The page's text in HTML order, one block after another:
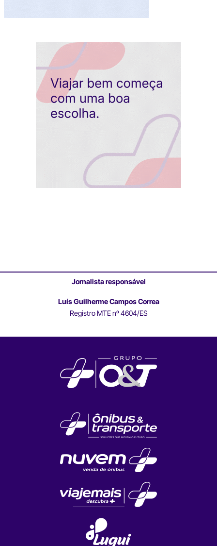
Jornalista responsável
Luís Guilherme Campos Correa
Registro MTE nº 4604/ES